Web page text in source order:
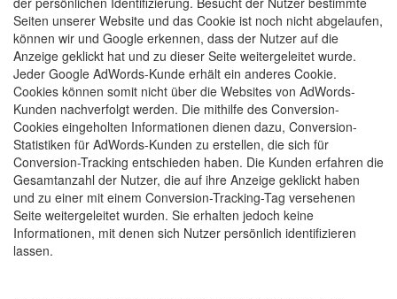
Seiten unserer Website und das Cookie ist noch nicht abgelaufen,
können wir und Google erkennen, dass der Nutzer auf die
Anzeige geklickt hat und zu dieser Seite weitergeleitet wurde.
Jeder Google AdWords-Kunde erhält ein anderes Cookie.
Cookies können somit nicht über die Websites von AdWords-
Kunden nachverfolgt werden. Die mithilfe des Conversion-
Cookies eingeholten Informationen dienen dazu, Conversion-
Statistiken für AdWords-Kunden zu erstellen, die sich für
Conversion-Tracking entschieden haben. Die Kunden erfahren die
Gesamtanzahl der Nutzer, die auf ihre Anzeige geklickt haben
und zu einer mit einem Conversion-Tracking-Tag versehenen
Seite weitergeleitet wurden. Sie erhalten jedoch keine
Informationen, mit denen sich Nutzer persönlich identifizieren
lassen.